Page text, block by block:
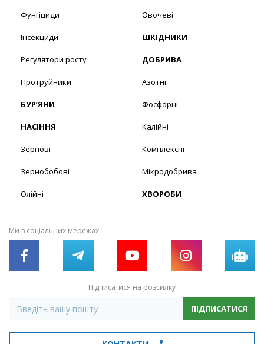
Фунгіциди
Інсекциди
Регулятори росту
Протруйники
БУР’ЯНИ
НАСІННЯ
Зернові
Зернобобові
Олійні
Овочеві
ШКІДНИКИ
ДОБРИВА
Азотні
Фосфорні
Калійні
Комплексні
Мікродобрива
ХВОРОБИ
Ми в соціальних мережах
Підписатися на розсилку
ПІДПИСАТИСЯ